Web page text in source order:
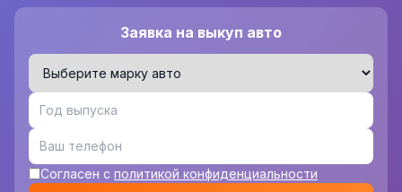
Заявка на выкуп авто
Согласен с политикой конфиденциальности